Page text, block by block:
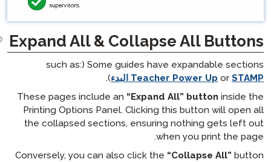
Expand All &
Some guides have
).
These pages include an
Printing Options Panel.
the collapsed sections,
Conversely, you can also click